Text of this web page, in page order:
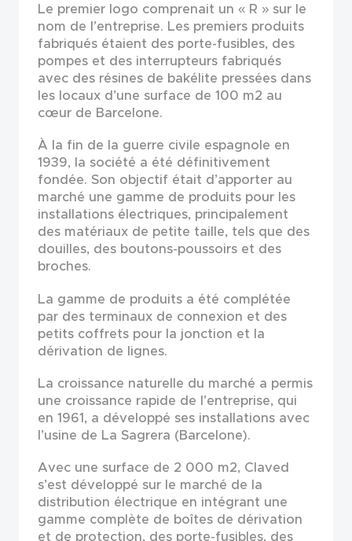
Le premier logo comprenait un « R » sur le
nom de l’entreprise. Les premiers produits
fabriqués étaient des porte-fusibles, des
pompes et des interrupteurs fabriqués
avec des résines de bakélite pressées dans
les locaux d’une surface de 100 m2 au
cœur de Barcelone.
À la fin de la guerre civile espagnole en
1939, la société a été définitivement
fondée. Son objectif était d’apporter au
marché une gamme de produits pour les
installations électriques, principalement
des matériaux de petite taille, tels que des
douilles, des boutons-poussoirs et des
broches.
La gamme de produits a été complétée
par des terminaux de connexion et des
petits coffrets pour la jonction et la
dérivation de lignes.
La croissance naturelle du marché a permis
une croissance rapide de l’entreprise, qui
en 1961, a développé ses installations avec
l’usine de La Sagrera (Barcelone).
Avec une surface de 2 000 m2, Claved
s’est développé sur le marché de la
distribution électrique en intégrant une
gamme complète de boîtes de dérivation
et de protection, des porte-fusibles, des